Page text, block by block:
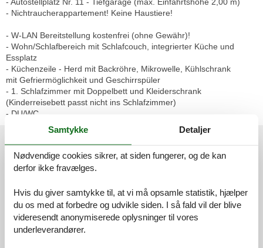
- Nichtraucherappartement! Keine Haustiere!
- W-LAN Bereitstellung kostenfrei (ohne Gewähr)!
- Wohn/Schlafbereich mit Schlafcouch, integrierter Küche und
Essplatz
- Küchenzeile - Herd mit Backröhre, Mikrowelle, Kühlschrank
mit Gefriermöglichkeit und Geschirrspüler
- 1. Schlafzimmer mit Doppelbett und Kleiderschrank
(Kinderreisebett passt nicht ins Schlafzimmer)
- DU/WC
Eksterne anmeldelser
Vores gæsteanmeldelserEksterne anmeldelser
4,2
Faciliteter:
Samtykke Detaljer
Nødvendige cookies sikrer, at siden fungerer, og de kan
derfor ikke fravælges.
Hvis du giver samtykke til, at vi må opsamle statistik, hjælper
du os med at forbedre og udvikle siden. I så fald vil der blive
videresendt anonymiserede oplysninger til vores
underleverandører.